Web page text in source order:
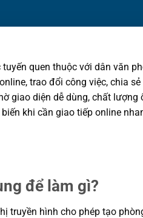
quen thuộc với dân văn
trao đổi công việc, chia
giao diện dễ dùng, chất
khi cần giao tiếp online
để làm gì?
truyền hình cho phép tạo